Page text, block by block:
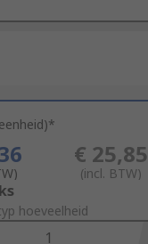
€ 25,85
(incl. BTW)
hoeveelheid